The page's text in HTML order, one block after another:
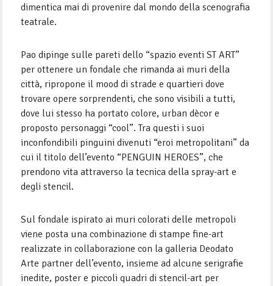
dimentica mai di provenire dal mondo della scenografia
teatrale.
Pao dipinge sulle pareti dello “spazio eventi ST ART”
per ottenere un fondale che rimanda ai muri della
città, ripropone il mood di strade e quartieri dove
trovare opere sorprendenti, che sono visibili a tutti,
dove lui stesso ha portato colore, urban dècor e
proposto personaggi “cool”. Tra questi i suoi
inconfondibili pinguini divenuti “eroi metropolitani” da
cui il titolo dell’evento “PENGUIN HEROES”, che
prendono vita attraverso la tecnica della spray-art e
degli stencil.
Sul fondale ispirato ai muri colorati delle metropoli
viene posta una combinazione di stampe fine-art
realizzate in collaborazione con la galleria Deodato
Arte partner dell’evento, insieme ad alcune serigrafie
inedite, poster e piccoli quadri di stencil-art per